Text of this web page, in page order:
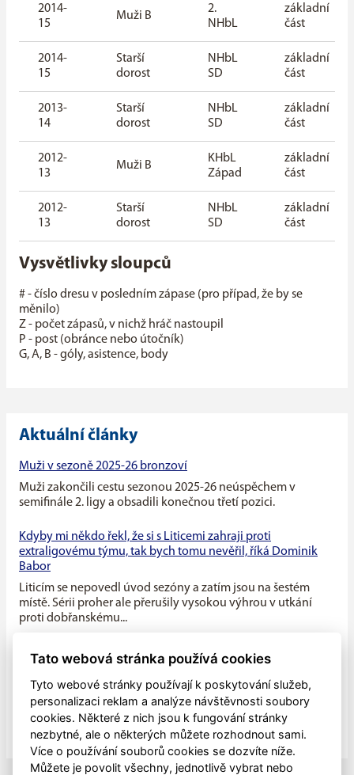
2014-
15
Muži B
2.
NHbL
základní
část
2014-
15
Starší
dorost
NHbL
SD
základní
část
2013-
14
Starší
dorost
NHbL
SD
základní
část
2012-
13
Muži B
KHbL
Západ
základní
část
2012-
13
Starší
dorost
NHbL
SD
základní
část
Vysvětlivky sloupců
# - číslo dresu v posledním zápase (pro případ, že by se
měnilo)
Z - počet zápasů, v nichž hráč nastoupil
P - post (obránce nebo útočník)
G, A, B - góly, asistence, body
Aktuální články
Muži v sezoně 2025-26 bronzoví
Muži zakončili cestu sezonou 2025-26 neúspěchem v
semifinále 2. ligy a obsadili konečnou třetí pozici.
Kdyby mi někdo řekl, že si s Liticemi zahraji proti
extraligovému týmu, tak bych tomu nevěřil, říká Dominik
Babor
Liticím se nepovedl úvod sezóny a zatím jsou na šestém
místě. Sérii proher ale přerušily vysokou výhrou v utkání
proti dobřanskému...
Máme v týmu ideální kombinaci dravého mládí a zkušenosti
starších hráčů, říká kapitán Litic Zdeněk Slanec
Litice v minulé sezóně soupeřily o první místo v základní
části, nakonec se umístily na druhé pozici, po play off jim
patřila...
Tato webová stránka používá cookies
Tyto webové stránky používají k poskytování služeb,
personalizaci reklam a analýze návštěvnosti soubory
cookies. Některé z nich jsou k fungování stránky
nezbytné, ale o některých můžete rozhodnout sami.
Více o používání souborů cookies se dozvíte níže.
Můžete je povolit všechny, jednotlivě vybrat nebo